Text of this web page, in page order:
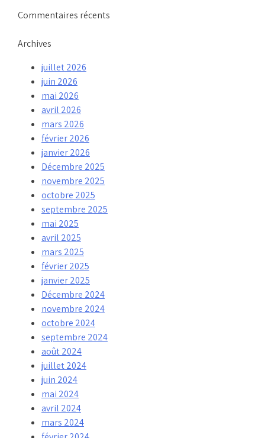
Commentaires récents
Archives
juillet 2026
juin 2026
mai 2026
avril 2026
mars 2026
février 2026
janvier 2026
Décembre 2025
novembre 2025
octobre 2025
septembre 2025
mai 2025
avril 2025
mars 2025
février 2025
janvier 2025
Décembre 2024
novembre 2024
octobre 2024
septembre 2024
août 2024
juillet 2024
juin 2024
mai 2024
avril 2024
mars 2024